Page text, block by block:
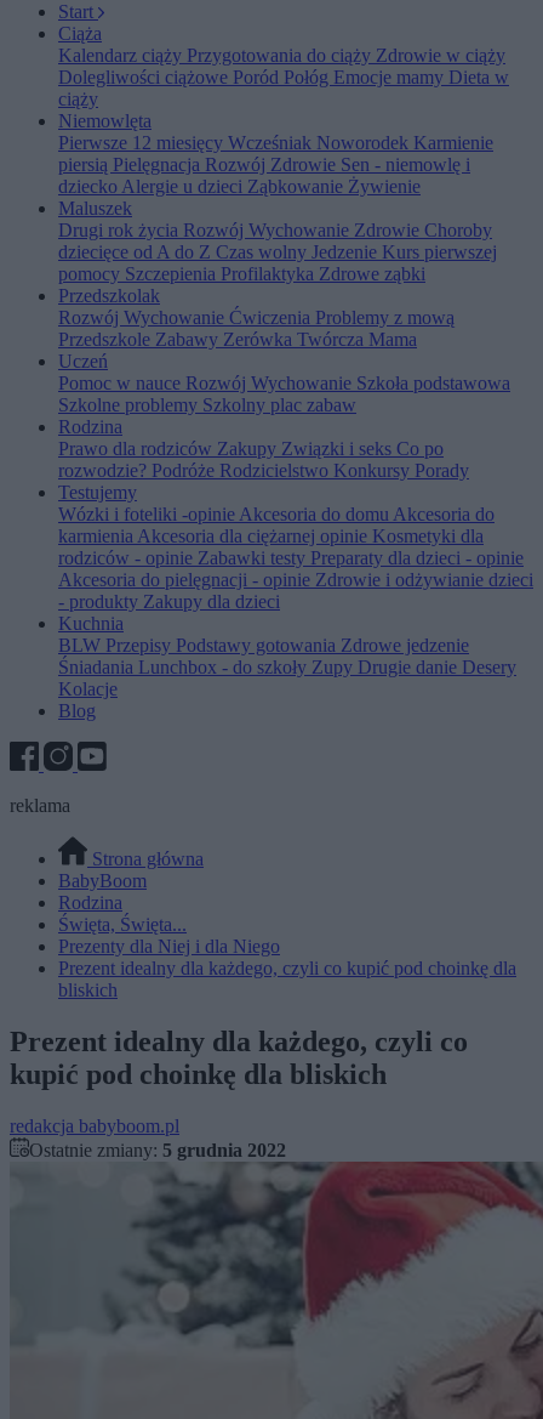
Start
Ciąża
Kalendarz ciąży Przygotowania do ciąży Zdrowie w ciąży
Dolegliwości ciążowe Poród Połóg Emocje mamy Dieta w
ciąży
Niemowlęta
Pierwsze 12 miesięcy Wcześniak Noworodek Karmienie
piersią Pielęgnacja Rozwój Zdrowie Sen - niemowlę i
dziecko Alergie u dzieci Ząbkowanie Żywienie
Maluszek
Drugi rok życia Rozwój Wychowanie Zdrowie Choroby
dziecięce od A do Z Czas wolny Jedzenie Kurs pierwszej
pomocy Szczepienia Profilaktyka Zdrowe ząbki
Przedszkolak
Rozwój Wychowanie Ćwiczenia Problemy z mową
Przedszkole Zabawy Zerówka Twórcza Mama
Uczeń
Pomoc w nauce Rozwój Wychowanie Szkoła podstawowa
Szkolne problemy Szkolny plac zabaw
Rodzina
Prawo dla rodziców Zakupy Związki i seks Co po
rozwodzie? Podróże Rodzicielstwo Konkursy Porady
Testujemy
Wózki i foteliki -opinieAkcesoria do domu Akcesoria do
karmieniaAkcesoria dla ciężarnej opinie Kosmetyki dla
rodziców - opinie Zabawki testy Preparaty dla dzieci - opinie
Akcesoria do pielęgnacji - opinie Zdrowie i odżywianie dzieci
- produkty Zakupy dla dzieci
Kuchnia
BLW Przepisy Podstawy gotowania Zdrowe jedzenie
Śniadania Lunchbox - do szkoły Zupy Drugie danie Desery
Kolacje
Blog
reklama
Strona główna
BabyBoom
Rodzina
Święta, Święta...
Prezenty dla Niej i dla Niego
Prezent idealny dla każdego, czyli co kupić pod choinkę dla
bliskich
Prezent idealny dla każdego, czyli co
kupić pod choinkę dla bliskich
redakcja babyboom.pl
Ostatnie zmiany: 5 grudnia 2022